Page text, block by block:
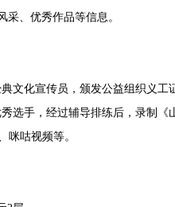
、优秀作品等信息。
文化宣传员，颁发公益组织义工
选手，经过辅导排练后，录制《
咪咕视频等。